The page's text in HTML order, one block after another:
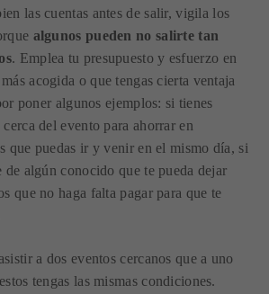
las cuentas antes de salir, vigila los
algunos pueden no salirte tan
. Emplea tu presupuesto y esfuerzo en
acogida o que tengas cierta ventaja
poner algunos ejemplos: si tienes
del evento para ahorrar en
que puedas ir y venir en el mismo día, si
algún conocido que te pueda dejar
que no haga falta pagar para que te
a dos eventos cercanos que a uno
tengas las mismas condiciones.